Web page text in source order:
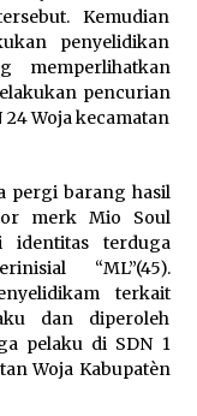
Kemudian
penyelidikan
memperlihatkan
pencurian
Woja kecamatan
pergi barang hasil
merk Mio Soul
identitas terduga
“ML”(45).
terkait
dan diperoleh
pelaku di SDN 1
Woja Kabupatèn